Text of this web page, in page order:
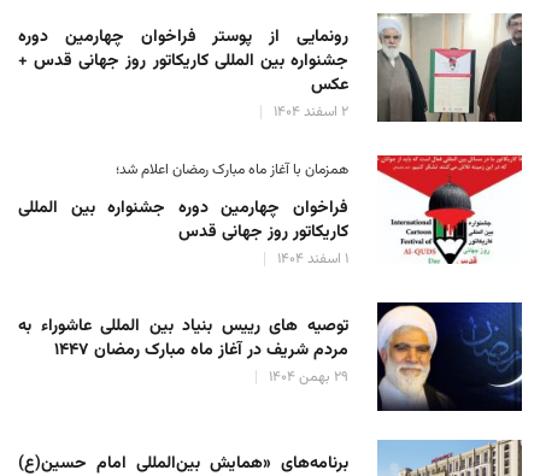
رونمایی از پوستر فراخوان چهارمین دوره
جشنواره بین المللی کاریکاتور روز جهانی قدس +
عکس
۲ اسفند ۱۴۰۴
همزمان با آغاز ماه مبارک رمضان اعلام شد؛
فراخوان چهارمین دوره جشنواره بین المللی
کاریکاتور روز جهانی قدس
۱ اسفند ۱۴۰۴
توصیه های رییس بنیاد بین المللی عاشوراء به
مردم شریف در آغاز ماه مبارک رمضان ۱۴۴۷
۲۹ بهمن ۱۴۰۴
برنامه‌های «همایش بین‌المللی امام حسین(ع)